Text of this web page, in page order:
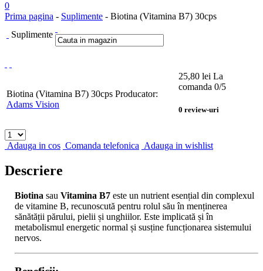
0
Prima pagina - Suplimente - Biotina (Vitamina B7) 30cps
Suplimente
Biotina (Vitamina B7) 30cps Producator:
Adams Vision
25,80 lei La
comanda 0/5
0 review-uri
Adauga in cos Comanda telefonica Adauga in wishlist
Descriere
Biotina sau Vitamina B7 este un nutrient esențial din complexul
de vitamine B, recunoscută pentru rolul său în menținerea
sănătății părului, pielii și unghiilor. Este implicată și în
metabolismul energetic normal și susține funcționarea sistemului
nervos.